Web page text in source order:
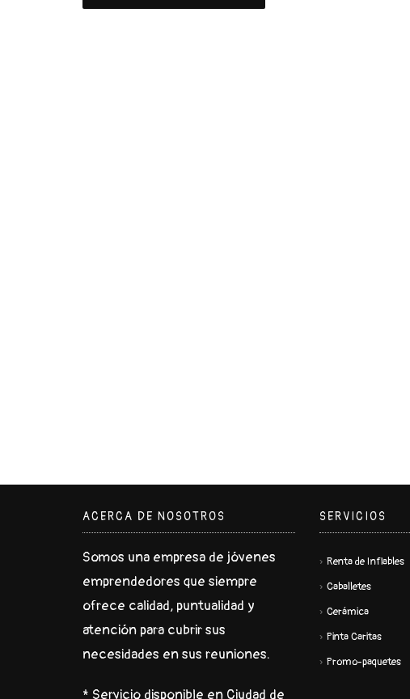
ACERCA DE NOSOTROS
Somos una empresa de jóvenes
emprendedores que siempre
ofrece calidad, puntualidad y
atención para cubrir sus
necesidades en sus reuniones.
* Servicio disponible en Ciudad de
SERVICIOS
Renta de Inflables
Caballetes
Cerámica
Pinta Caritas
Promo-paquetes